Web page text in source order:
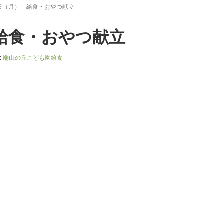
（月） 給食・おやつ献立
・おやつ献立
端山の丘こども園給食